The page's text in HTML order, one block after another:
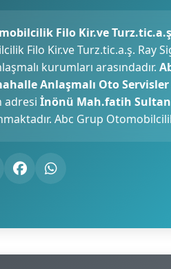
Filo Kir.ve
Filo Kir.ve Turz.tic.a.ş. Ray
kurumları arasındadır.
Anlaşmalı Oto
adresi İnönü Mah.fatih Sultan
Abc Grup